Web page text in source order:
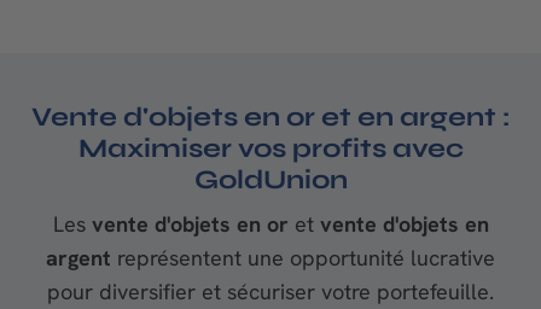
Vente d'objets en or et en argent :
Maximiser vos profits avec
GoldUnion
Les vente d'objets en or et vente d'objets en
argent représentent une opportunité lucrative
pour diversifier et sécuriser votre portefeuille.